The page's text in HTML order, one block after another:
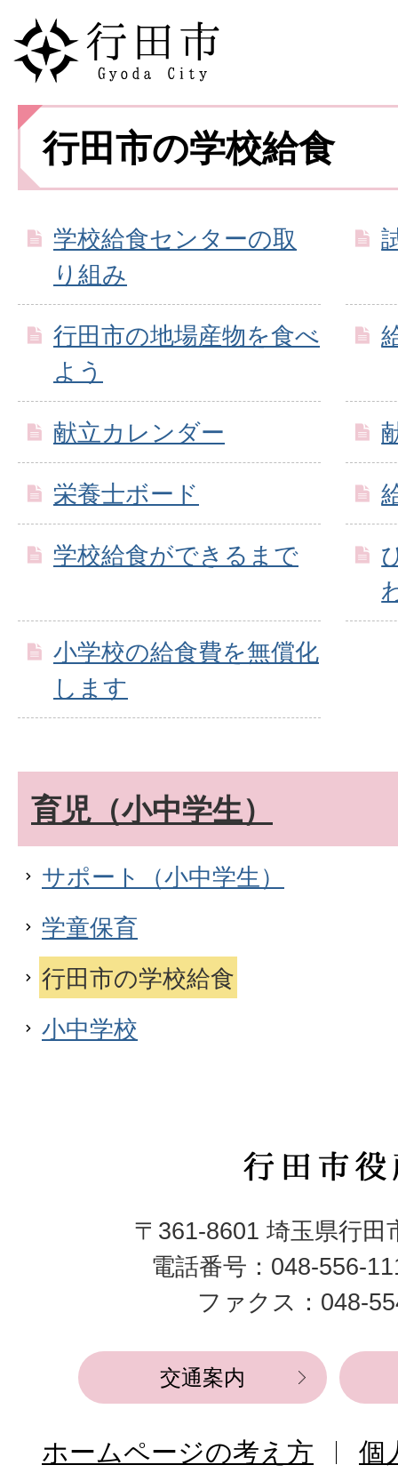
行田市の学校給食
学校給食センターの取
り組み
行田市の地場産物を食べ
よう
献立カレンダー
栄養士ボード
学校給食ができるまで
小学校の給食費を無償化
します
育児（小中学生）
サポート（小中学生）
学童保育
行田市の学校給食
小中学校
行
市
役
所
〒361-8601 埼玉県行田
電話番号：048-556-
ファクス：048-
交通案内
ホームページの考え方
個